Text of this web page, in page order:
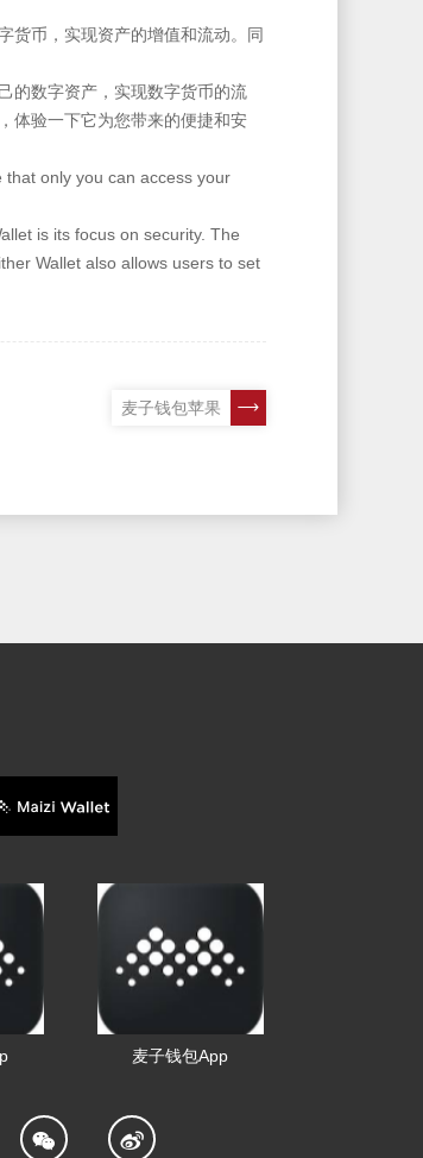
货币，实现资产的增值和流动。同
的数字资产，实现数字货币的流
体验一下它为您带来的便捷和安
only you can access your
is its focus on security. The
Wallet also allows users to set
麦子钱包苹果
麦子钱包App